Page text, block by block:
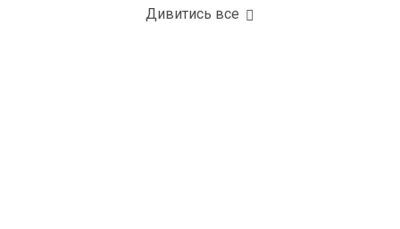
Дивитись все